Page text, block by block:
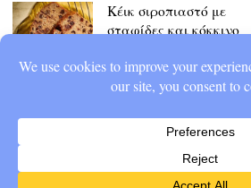
Κέικ σιροπιαστό με
σταφίδες και κόκκινο
Διαφορετικό, ιδιαίτερο,
ξεχωριστό, μοναδικό,
ασυνήθιστο...
Κοτόπουλο κοκκινιστό,
Ο ορισμός του comfort food...